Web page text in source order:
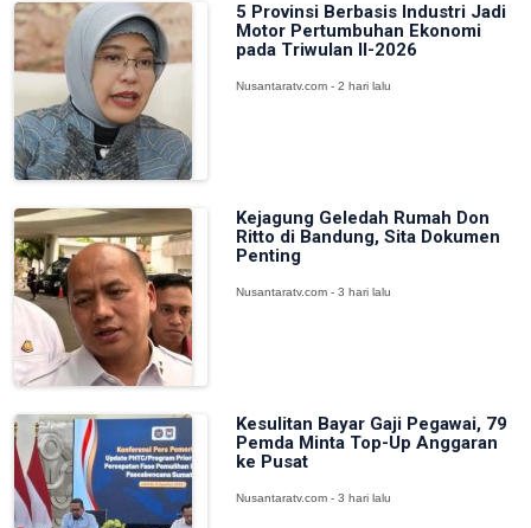
5 Provinsi Berbasis Industri Jadi
Motor Pertumbuhan Ekonomi
pada Triwulan II-2026
Nusantaratv.com - 2 hari lalu
Kejagung Geledah Rumah Don
Ritto di Bandung, Sita Dokumen
Penting
Nusantaratv.com - 3 hari lalu
Kesulitan Bayar Gaji Pegawai, 79
Pemda Minta Top-Up Anggaran
ke Pusat
Nusantaratv.com - 3 hari lalu